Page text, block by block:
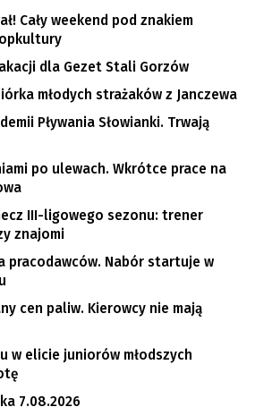
Cały weekend pod znakiem
dla Gezet Stali Gorzów
młodych strażaków z Janczewa
Pływania Słowianki. Trwają
po ulewach. Wkrótce prace na
III-ligowego sezonu: trener
znajomi
pracodawców. Nabór startuje w
cen paliw. Kierowcy nie mają
w elicie juniorów młodszych
7.08.2026